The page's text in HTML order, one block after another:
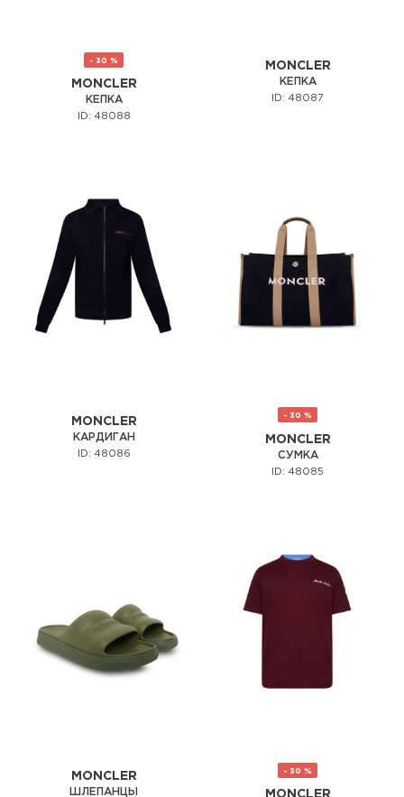
- 30 %
MONCLER
КЕПКА
ID: 48088
MONCLER
КЕПКА
ID: 48087
MONCLER
КАРДИГАН
ID: 48086
- 30 %
MONCLER
СУМКА
ID: 48085
MONCLER
ШЛЕПАНЦЫ
- 30 %
MONCLER